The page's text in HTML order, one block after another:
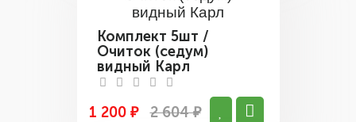
Комплект 5шт /
Очиток (седум)
видный Карл
1 200 ₽ 2 604 ₽